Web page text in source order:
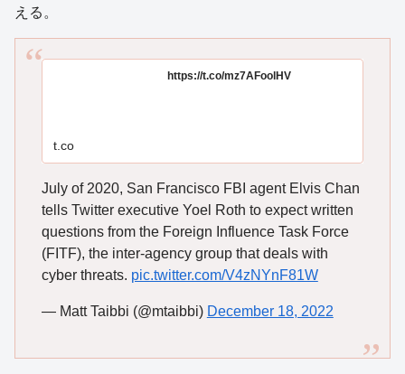
える。
https://t.co/mz7AFoolHV
t.co
July of 2020, San Francisco FBI agent Elvis Chan
tells Twitter executive Yoel Roth to expect written
questions from the Foreign Influence Task Force
(FITF), the inter-agency group that deals with
cyber threats. pic.twitter.com/V4zNYnF81W
— Matt Taibbi (@mtaibbi) December 18, 2022